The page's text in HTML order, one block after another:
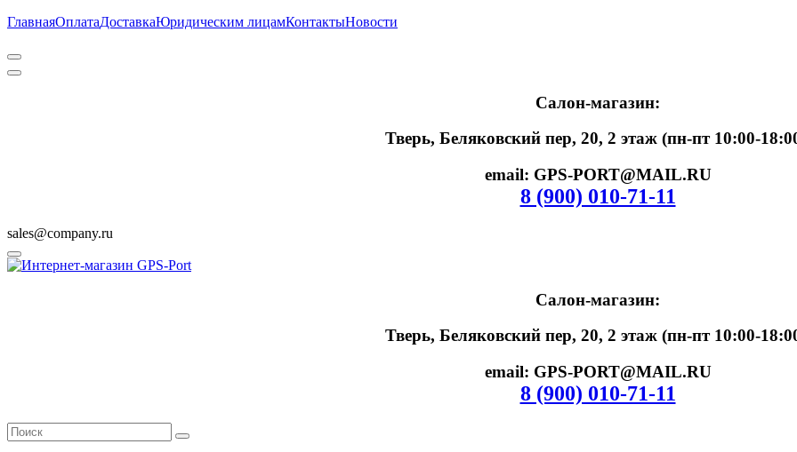
ГлавнаяОплатаДоставкаЮридическим лицамКонтактыНовости
Салон-магазин:
Тверь, Беляковский пер, 20, 2 этаж (пн-пт 10:00-
email: GPS-PORT@MAIL.RU
8 (900) 010-71-11
sales@company.ru
Салон-магазин:
Тверь, Беляковский пер, 20, 2 этаж (пн-пт 10:00-
email: GPS-PORT@MAIL.RU
8 (900) 010-71-11